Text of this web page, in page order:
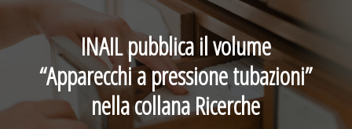
INAIL pubblica il volume
“Apparecchi a pressione tubazioni”
nella collana Ricerche